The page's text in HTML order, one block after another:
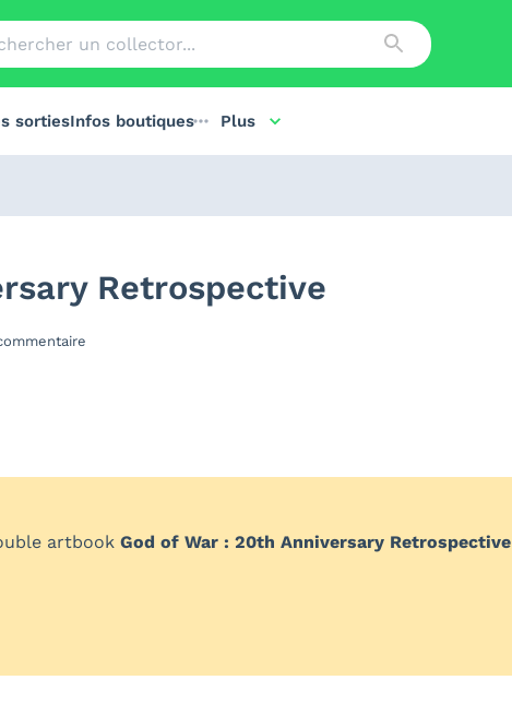
sortiesInfos boutiques Plus
Retrospective
artbook God of War : 20th Anniversary Retrospective